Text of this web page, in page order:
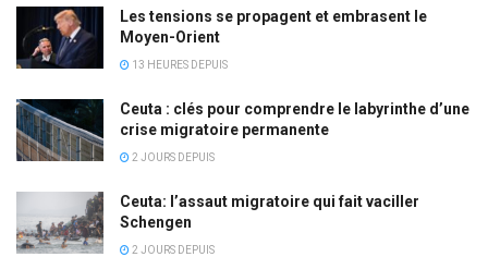
Les tensions se propagent et embrasent le
Moyen-Orient
13 HEURES DEPUIS
Ceuta : clés pour comprendre le labyrinthe d’une
crise migratoire permanente
2 JOURS DEPUIS
Ceuta: l’assaut migratoire qui fait vaciller
Schengen
2 JOURS DEPUIS